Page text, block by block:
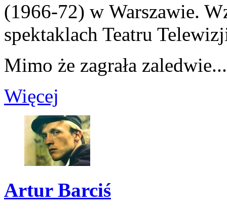
(1966-72) w Warszawie.
spektaklach Teatru
Mimo że zagrała zaledwie...
Więcej
Artur Barciś